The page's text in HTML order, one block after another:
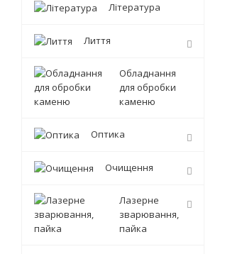
Література
Лиття
Обладнання
для обробки
каменю
Оптика
Очищення
Лазерне
зварювання,
пайка